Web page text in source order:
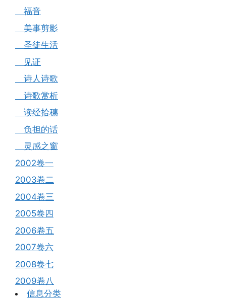
福音
美事剪影
圣徒生活
见证
诗人诗歌
诗歌赏析
读经拾穗
负担的话
灵感之窗
2002卷一
2003卷二
2004卷三
2005卷四
2006卷五
2007卷六
2008卷七
2009卷八
信息分类